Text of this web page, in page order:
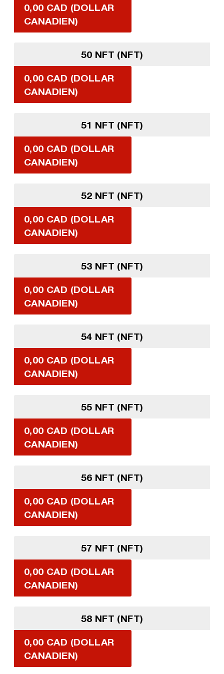
0,00 CAD (DOLLAR
CANADIEN)
50 NFT (NFT)
0,00 CAD (DOLLAR
CANADIEN)
51 NFT (NFT)
0,00 CAD (DOLLAR
CANADIEN)
52 NFT (NFT)
0,00 CAD (DOLLAR
CANADIEN)
53 NFT (NFT)
0,00 CAD (DOLLAR
CANADIEN)
54 NFT (NFT)
0,00 CAD (DOLLAR
CANADIEN)
55 NFT (NFT)
0,00 CAD (DOLLAR
CANADIEN)
56 NFT (NFT)
0,00 CAD (DOLLAR
CANADIEN)
57 NFT (NFT)
0,00 CAD (DOLLAR
CANADIEN)
58 NFT (NFT)
0,00 CAD (DOLLAR
CANADIEN)